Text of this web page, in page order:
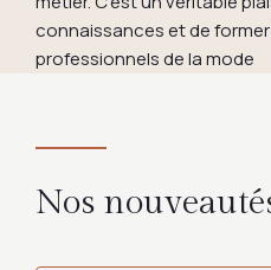
connaissances et de
professionnels de la mode
Nos